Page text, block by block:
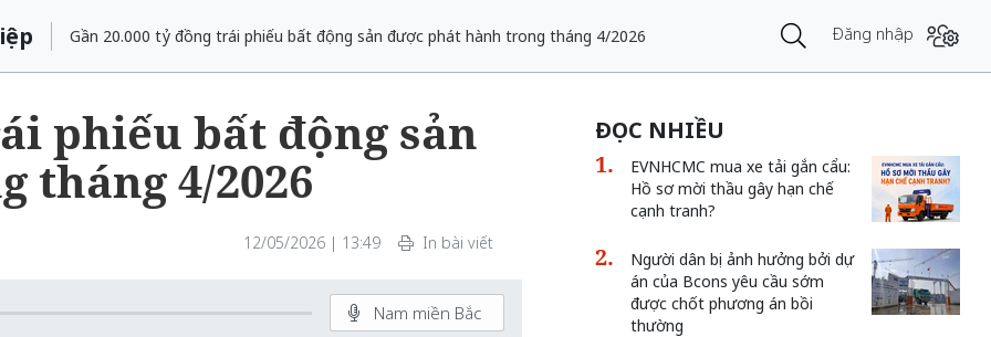
Gần 20.000 tỷ đồng trái phiếu bất động sản được phát hành trong tháng 4/2026 Đăng nhập
phiếu bất động sản
tháng 4/2026
12/05/2026 | 13:49 In bài viết
Nam miền Bắc
ĐỌC NHIỀU
EVNHCMC mua xe tải gắn cẩu:
Hồ sơ mời thầu gây hạn chế
cạnh tranh?
Người dân bị ảnh hưởng bởi dự
án của Bcons yêu cầu sớm
được chốt phương án bồi
thường